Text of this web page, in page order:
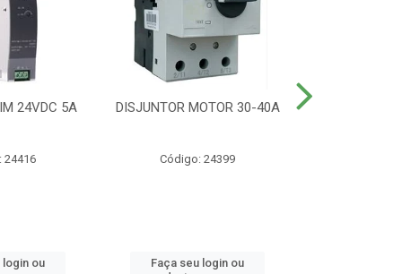
24VDC 5A
24416
login ou
DISJUNTOR MOTOR 30-40A
Código: 24399
Faça seu login ou